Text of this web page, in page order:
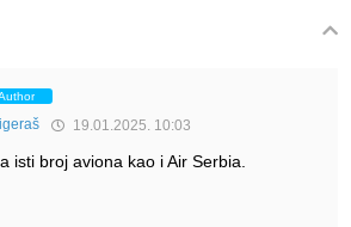
19.01.2025. 10:03
isti broj aviona kao i Air Serbia.